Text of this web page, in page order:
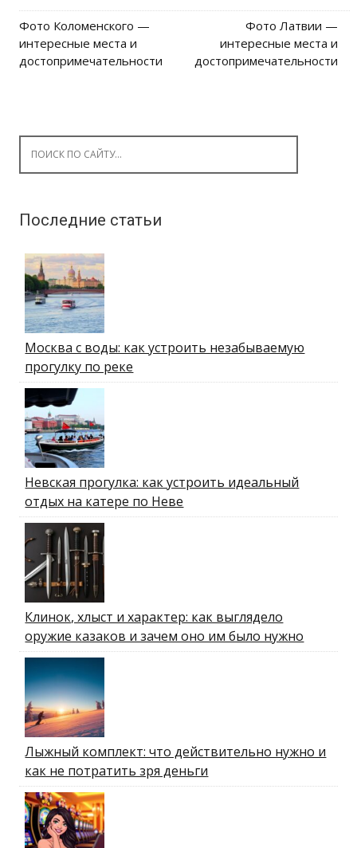
Post navigation
Фото Коломенского —
интересные места и
достопримечательности
Фото Латвии —
интересные места и
достопримечательности
Последние статьи
Москва с воды: как устроить незабываемую
прогулку по реке
Невская прогулка: как устроить идеальный
отдых на катере по Неве
Клинок, хлыст и характер: как выглядело
оружие казаков и зачем оно им было нужно
Лыжный комплект: что действительно нужно и
как не потратить зря деньги